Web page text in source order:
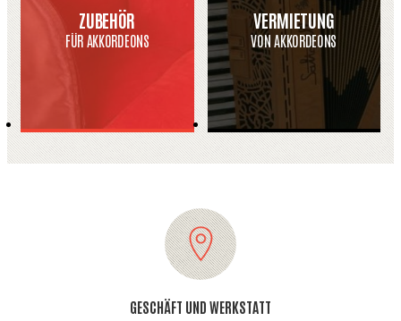
ZUBEHÖR
FÜR AKKORDEONS
VERMIETUNG
VON AKKORDEONS
GESCHÄFT UND WERKSTATT